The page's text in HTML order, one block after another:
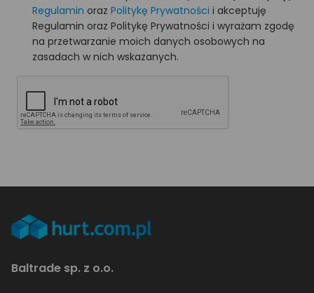
Regulamin oraz Politykę Prywatności i akceptuję
Regulamin oraz Politykę Prywatności i wyrażam zgodę
na przetwarzanie moich danych osobowych na
zasadach w nich wskazanych.
Baltrade sp. z o.o.